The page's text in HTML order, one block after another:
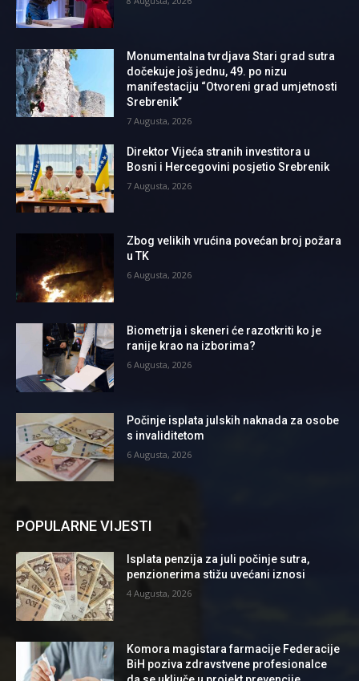
Monumentalna tvrdjava Stari grad sutra
dočekuje još jednu, 49. po nizu
manifestaciju “Otvoreni grad umjetnosti
Srebrenik”
7 Augusta, 2026
Direktor Vijeća stranih investitora u
Bosni i Hercegovini posjetio Srebrenik
7 Augusta, 2026
Zbog velikih vrućina povećan broj požara
u TK
6 Augusta, 2026
Biometrija i skeneri će razotkriti ko je
ranije krao na izborima?
6 Augusta, 2026
Počinje isplata julskih naknada za osobe
s invaliditetom
6 Augusta, 2026
POPULARNE VIJESTI
Isplata penzija za juli počinje sutra,
penzionerima stižu uvećani iznosi
4 Augusta, 2026
Komora magistara farmacije Federacije
BiH poziva zdravstvene profesionalce